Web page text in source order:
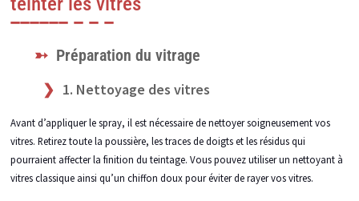
Préparation du vitrage
1. Nettoyage des vitres
Avant d’appliquer le spray, il est nécessaire de nettoyer soigneusement vos
vitres. Retirez toute la poussière, les traces de doigts et les résidus qui
pourraient affecter la finition du teintage. Vous pouvez utiliser un nettoyant à
vitres classique ainsi qu’un chiffon doux pour éviter de rayer vos vitres.